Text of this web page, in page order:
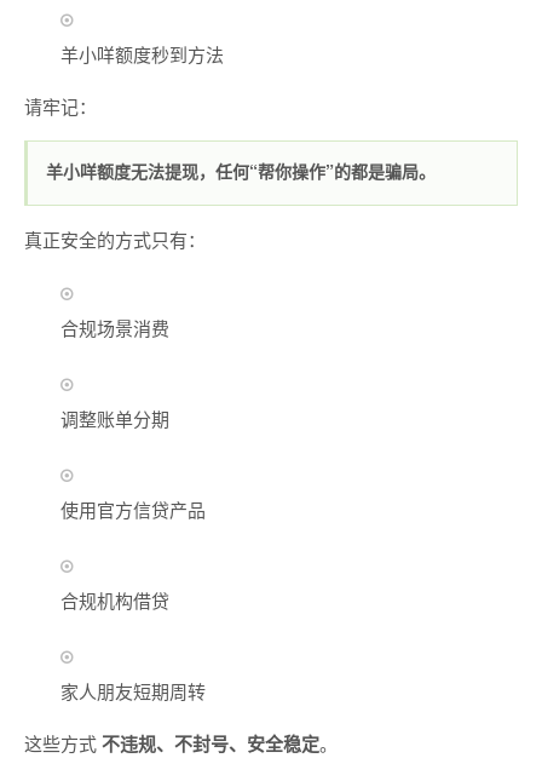
羊小咩额度秒到方法
请牢记：
羊小咩额度无法提现，任何“帮你操作”的都是骗局。
真正安全的方式只有：
合规场景消费
调整账单分期
使用官方信贷产品
合规机构借贷
家人朋友短期周转
这些方式不违规、不封号、安全稳定。